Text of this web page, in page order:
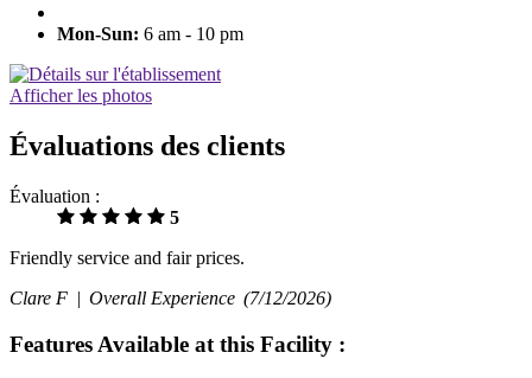
Mon-Sun: 6 am - 10 pm
Afficher les photos
Évaluations des clients
Évaluation :
5
Friendly service and fair prices.
Clare F | Overall Experience (7/12/2026)
Features Available at this Facility :